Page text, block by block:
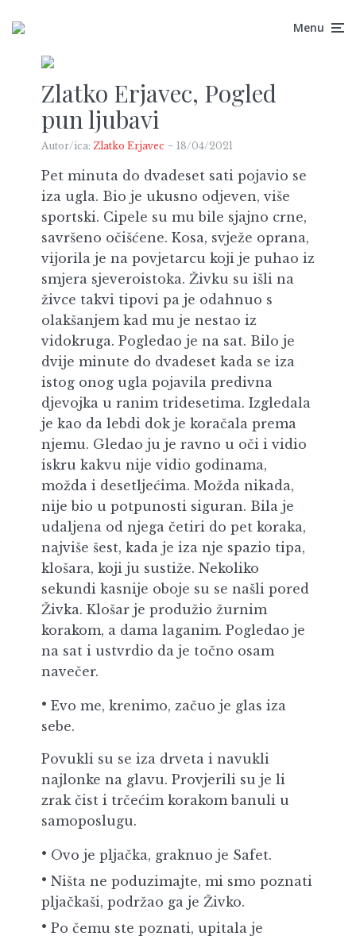
Menu
Zlatko Erjavec, Pogled
pun ljubavi
Autor/ica: Zlatko Erjavec 18/04/2021
Pet minuta do dvadeset sati pojavio se
iza ugla. Bio je ukusno odjeven, više
sportski. Cipele su mu bile sjajno crne,
savršeno očišćene. Kosa, svježe oprana,
vijorila je na povjetarcu koji je puhao iz
smjera sjeveroistoka. Živku su išli na
živce takvi tipovi pa je odahnuo s
olakšanjem kad mu je nestao iz
vidokruga. Pogledao je na sat. Bilo je
dvije minute do dvadeset kada se iza
istog onog ugla pojavila predivna
djevojka u ranim tridesetima. Izgledala
je kao da lebdi dok je koračala prema
njemu. Gledao ju je ravno u oči i vidio
iskru kakvu nije vidio godinama,
možda i desetljećima. Možda nikada,
nije bio u potpunosti siguran. Bila je
udaljena od njega četiri do pet koraka,
najviše šest, kada je iza nje spazio tipa,
klošara, koji ju sustiže. Nekoliko
sekundi kasnije oboje su se našli pored
Živka. Klošar je produžio žurnim
korakom, a dama laganim. Pogledao je
na sat i ustvrdio da je točno osam
navečer.
Evo me, krenimo, začuo je glas iza
sebe.
Povukli su se iza drveta i navukli
najlonke na glavu. Provjerili su je li
zrak čist i trčećim korakom banuli u
samoposlugu.
Ovo je pljačka, graknuo je Safet.
Ništa ne poduzimajte, mi smo poznati
pljačkaši, podržao ga je Živko.
Po čemu ste poznati, upitala je